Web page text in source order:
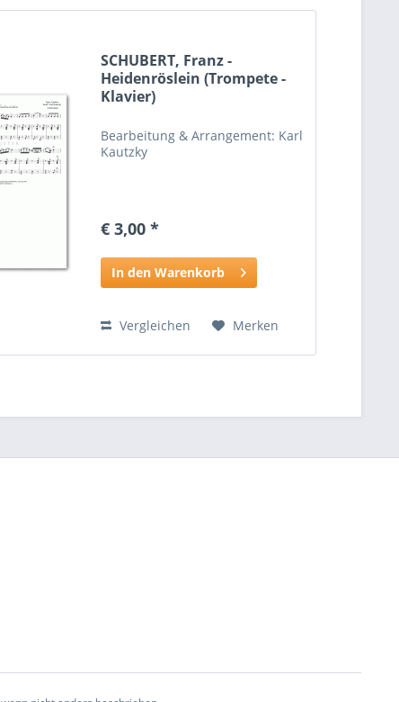
SCHUBERT, Franz -
Heidenröslein (Trompete -
Klavier)
Bearbeitung & Arrangement: Karl
Kautzky
€ 3,00 *
In den Warenkorb
Vergleichen Merken